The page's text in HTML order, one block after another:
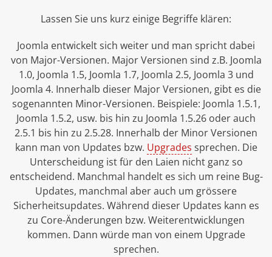
Lassen Sie uns kurz einige Begriffe klären:
Joomla entwickelt sich weiter und man spricht dabei
von Major-Versionen. Major Versionen sind z.B. Joomla
1.0, Joomla 1.5, Joomla 1.7, Joomla 2.5, Joomla 3 und
Joomla 4. Innerhalb dieser Major Versionen, gibt es die
sogenannten Minor-Versionen. Beispiele: Joomla 1.5.1,
Joomla 1.5.2, usw. bis hin zu Joomla 1.5.26 oder auch
2.5.1 bis hin zu 2.5.28. Innerhalb der Minor Versionen
kann man von Updates bzw. Upgrades sprechen. Die
Unterscheidung ist für den Laien nicht ganz so
entscheidend. Manchmal handelt es sich um reine Bug-
Updates, manchmal aber auch um grössere
Sicherheitsupdates. Während dieser Updates kann es
zu Core-Änderungen bzw. Weiterentwicklungen
kommen. Dann würde man von einem Upgrade
sprechen.